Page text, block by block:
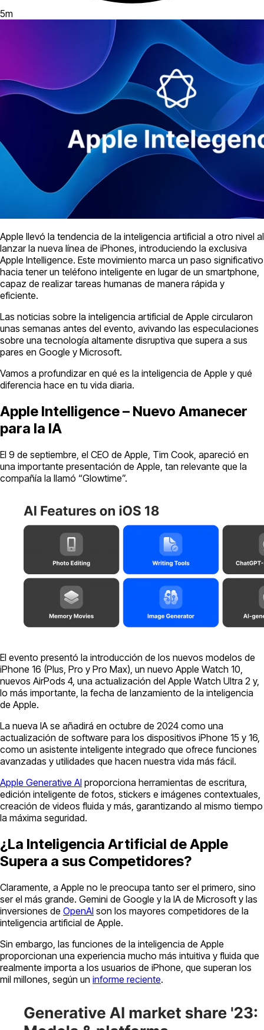
5m
Apple llevó la tendencia de la inteligencia artificial a otro nivel al
lanzar la nueva línea de iPhones, introduciendo la exclusiva
Apple Intelligence. Este movimiento marca un paso significativo
hacia tener un teléfono inteligente en lugar de un smartphone,
capaz de realizar tareas humanas de manera rápida y
eficiente.
Las noticias sobre la inteligencia artificial de Apple circularon
unas semanas antes del evento, avivando las especulaciones
sobre una tecnología altamente disruptiva que supera a sus
pares en Google y Microsoft.
Vamos a profundizar en qué es la inteligencia de Apple y qué
diferencia hace en tu vida diaria.
Apple Intelligence – Nuevo Amanecer
para la IA
El 9 de septiembre, el CEO de Apple, Tim Cook, apareció en
una importante presentación de Apple, tan relevante que la
compañía la llamó “Glowtime”.
El evento presentó la introducción de los nuevos modelos de
iPhone 16 (Plus, Pro y Pro Max), un nuevo Apple Watch 10,
nuevos AirPods 4, una actualización del Apple Watch Ultra 2 y,
lo más importante, la fecha de lanzamiento de la inteligencia
de Apple.
La nueva IA se añadirá en octubre de 2024 como una
actualización de software para los dispositivos iPhone 15 y 16,
como un asistente inteligente integrado que ofrece funciones
avanzadas y utilidades que hacen nuestra vida más fácil.
Apple Generative AI proporciona herramientas de escritura,
edición inteligente de fotos, stickers e imágenes contextuales,
creación de videos fluida y más, garantizando al mismo tiempo
la máxima seguridad.
¿La Inteligencia Artificial de Apple
Supera a sus Competidores?
Claramente, a Apple no le preocupa tanto ser el primero, sino
ser el más grande. Gemini de Google y la IA de Microsoft y las
inversiones de OpenAI son los mayores competidores de la
inteligencia artificial de Apple.
Sin embargo, las funciones de la inteligencia de Apple
proporcionan una experiencia mucho más intuitiva y fluida que
realmente importa a los usuarios de iPhone, que superan los
mil millones, según un informe reciente.